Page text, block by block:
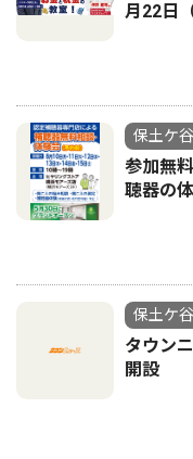
月22日
保土ケ
参加無
聴器の
保土ケ
タウン
開設